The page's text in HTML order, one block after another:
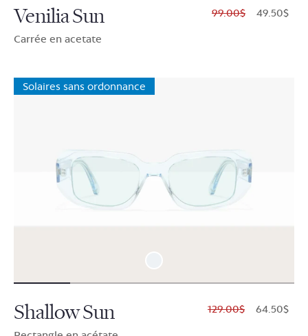
Venilia Sun
Carrée en acetate
$99.00 $49.50
Solaires sans ordonnance
Shallow Sun $129.00 $64.50